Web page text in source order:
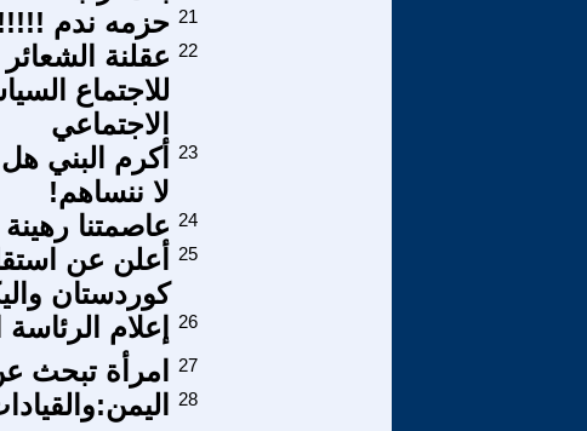
حزمه ندم !!!!! 21
عقلنة
للاجتماع
الاجتماعي
22
أكرم البني
لا ننساهم!
23
عاصمتنا رهينة 24
أعلن عن
كوردستان
25
إعلام 26
امرأة تبحث
27
28